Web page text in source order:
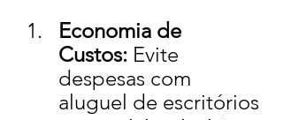
Economia de
Custos: Evite
despesas com
aluguel de escritórios